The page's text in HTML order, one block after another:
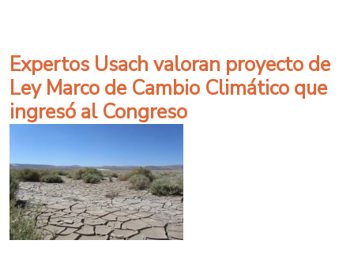
Expertos Usach valoran proyecto de
Ley Marco de Cambio Climático que
ingresó al Congreso